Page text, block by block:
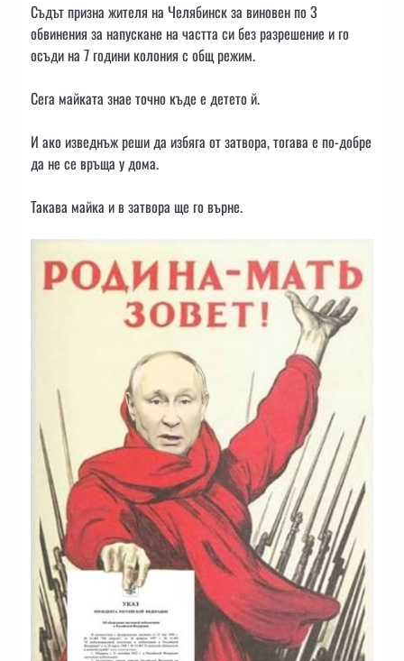
Съдът призна жителя на Челябинск за виновен по 3
обвинения за напускане на частта си без разрешение и го
осъди на 7 години колония с общ режим.
Сега майката знае точно къде е детето й.
И ако изведнъж реши да избяга от затвора, тогава е по-добре
да не се връща у дома.
Такава майка и в затвора ще го върне.